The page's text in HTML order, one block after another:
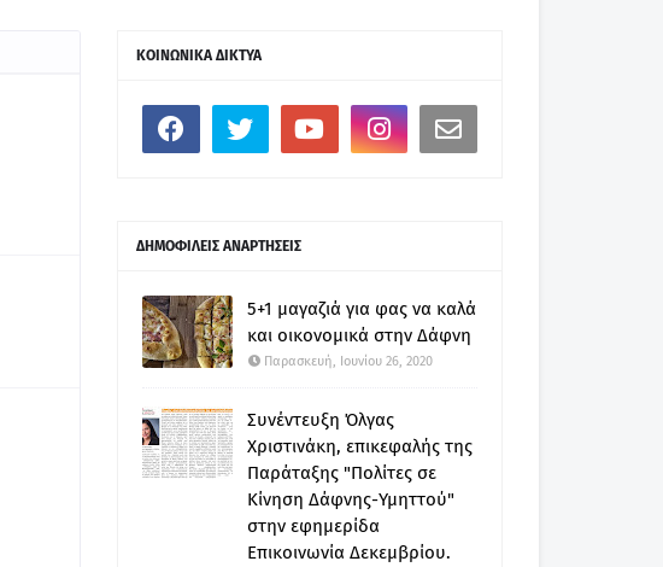
ΚΟΙΝΩΝΙΚΑ ΔΙΚΤΥΑ
ΔΗΜΟΦΙΛΕΙΣ ΑΝΑΡΤΗΣΕΙΣ
5+1 μαγαζιά για φας να καλά
και οικονομικά στην Δάφνη
Παρασκευή, Ιουνίου 26, 2020
Συνέντευξη Όλγας
Χριστινάκη, επικεφαλής της
Παράταξης "Πολίτες σε
Κίνηση Δάφνης-Υμηττού"
στην εφημερίδα
Επικοινωνία Δεκεμβρίου.